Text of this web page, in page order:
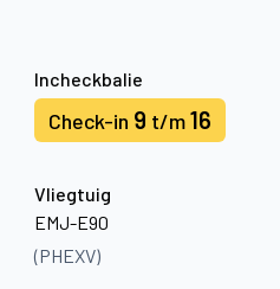
Incheckbalie
Check-in 9 t/m16
Vliegtuig
EMJ-E90
(PHEXV)